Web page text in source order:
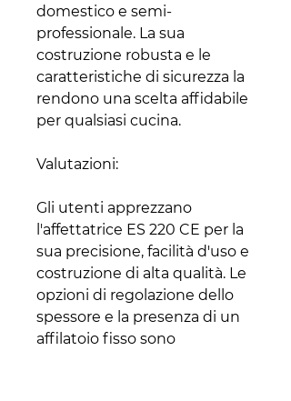
domestico e semi-
professionale. La sua
costruzione robusta e le
caratteristiche di sicurezza la
rendono una scelta affidabile
per qualsiasi cucina.
Valutazioni:
Gli utenti apprezzano
l'affettatrice ES 220 CE per la
sua precisione, facilità d'uso e
costruzione di alta qualità. Le
opzioni di regolazione dello
spessore e la presenza di un
affilatoio fisso sono